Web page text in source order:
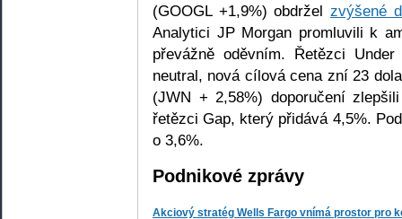
(GOOGL +1,9%) obdržel zvýšené
Analytici JP Morgan promluvili k
převážně oděvním. Řetězci
neutral, nová cílová cena zní 23
(JWN + 2,58%) doporučení
řetězci Gap, který přidává 4,5%.
o 3,6%.
Podnikové zprávy
Akciový stratég Wells Fargo vnímá prostor pro